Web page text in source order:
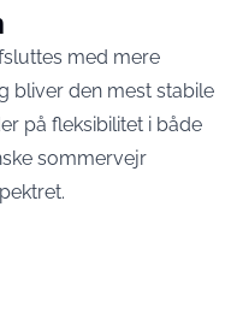
med mere
bliver den mest stabile
på fleksibilitet i både
sommervejr